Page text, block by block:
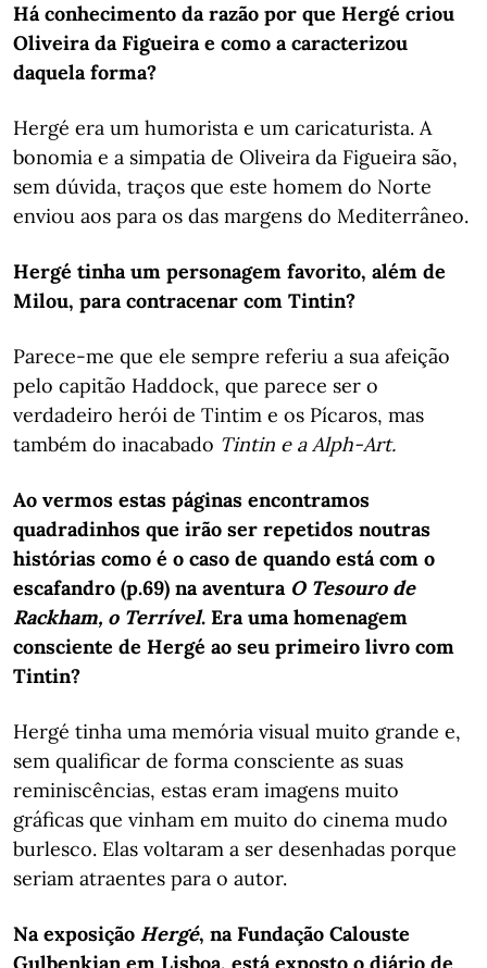
Há conhecimento da razão por que Hergé criou
Oliveira da Figueira e como a caracterizou
daquela forma?
Hergé era um humorista e um caricaturista. A
bonomia e a simpatia de Oliveira da Figueira são,
sem dúvida, traços que este homem do Norte
enviou aos para os das margens do Mediterrâneo.
Hergé tinha um personagem favorito, além de
Milou, para contracenar com Tintin?
Parece-me que ele sempre referiu a sua afeição
pelo capitão Haddock, que parece ser o
verdadeiro herói de Tintim e os Pícaros, mas
também do inacabado Tintin e a Alph-Art.
Ao vermos estas páginas encontramos
quadradinhos que irão ser repetidos noutras
histórias como é o caso de quando está com o
escafandro (p.69) na aventura O Tesouro de
Rackham, o Terrível. Era uma homenagem
consciente de Hergé ao seu primeiro livro com
Tintin?
Hergé tinha uma memória visual muito grande e,
sem qualificar de forma consciente as suas
reminiscências, estas eram imagens muito
gráficas que vinham em muito do cinema mudo
burlesco. Elas voltaram a ser desenhadas porque
seriam atraentes para o autor.
Na exposição Hergé, na Fundação Calouste